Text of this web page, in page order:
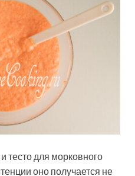
тесто для морковного
оно получается не